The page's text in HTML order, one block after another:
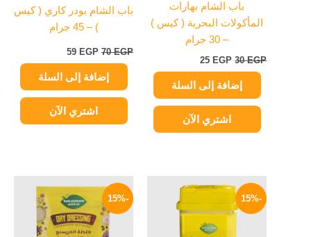
باب الشام بهارات
المأكولات البحرية ( كيس )
– 30 جرام
30EGP
25 EGP
إضافة إلى السلة
اشتري الآن
باب الشام بودر كاري ( كيس
) – 45 جرام
70EGP
59 EGP
إضافة إلى السلة
اشتري الآن
-15%
الأصلي
هو:
85 EGP.
الحالي
72 EGP.
-15%
الأصلي
هو:
20 EGP.
الحالي
هو:
17 EGP.